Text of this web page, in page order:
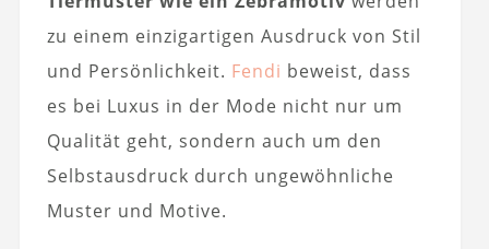
zu einem einzigartigen Ausdruck von Stil
und Persönlichkeit. Fendi beweist, dass
es bei Luxus in der Mode nicht nur um
Qualität geht, sondern auch um den
Selbstausdruck durch ungewöhnliche
Muster und Motive.